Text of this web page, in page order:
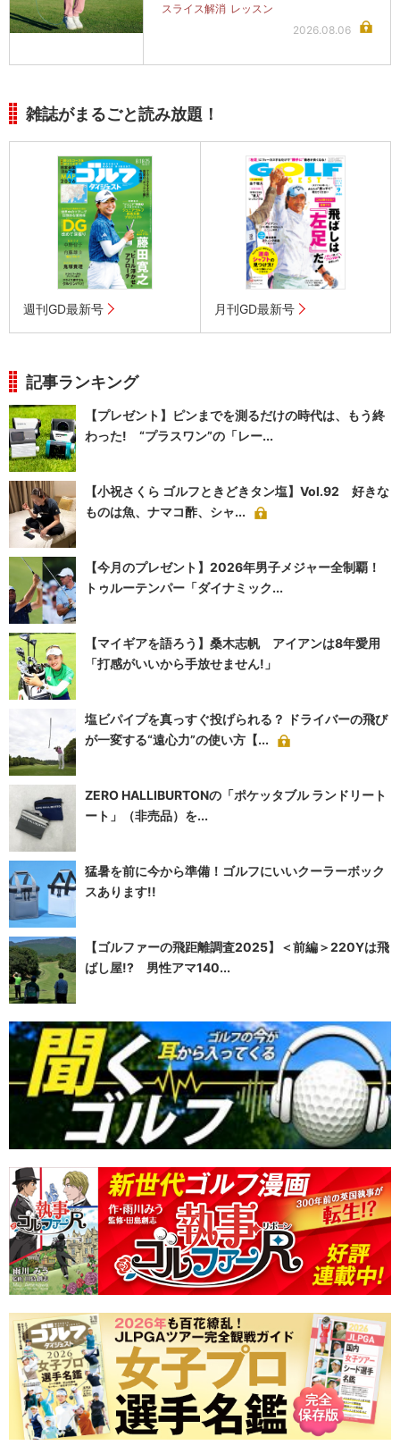
スライス解消 レッスン
2026.08.06
雑誌がまるごと読み放題！
週刊GD最新号 月刊GD最新号
記事ランキング
【プレゼント】ピンまでを測るだけの時代は、もう終
わった! “プラスワン”の「レー...
【小祝さくら ゴルフときどきタン塩】Vol.92 好きな
ものは魚、ナマコ酢、シャ...
【今月のプレゼント】2026年男子メジャー全制覇！
トゥルーテンパー「ダイナミック...
【マイギアを語ろう】桑木志帆 アイアンは8年愛用
「打感がいいから手放せません!」
塩ビパイプを真っすぐ投げられる？ ドライバーの飛び
が一変する“遠心力”の使い方【...
ZERO HALLIBURTONの「ポケッタブル ランドリート
ート」（非売品）を...
猛暑を前に今から準備！ゴルフにいいクーラーボック
スあります!!
【ゴルファーの飛距離調査2025】＜前編＞220Yは飛
ばし屋!? 男性アマ140...